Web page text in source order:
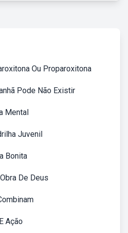
Ou Proparoxitona
Pode Não Existir
Mental
Juvenil
Bonita
De Deus
Ação